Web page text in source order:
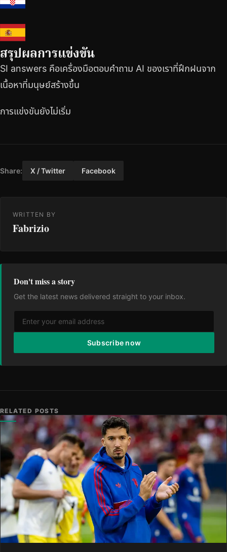
สรุปผลการแข่งขัน
SI answers คือเครื่องมือตอบคำถาม AI ของเราที่ฝึกฝนจาก
เนื้อหาที่มนุษย์สร้างขึ้น
การแข่งขันยังไม่เริ่ม
Share: X / Twitter Facebook
WRITTEN BY
Fabrizio
Don't miss a story
Get the latest news delivered straight to your inbox.
Subscribe now
RELATED POSTS